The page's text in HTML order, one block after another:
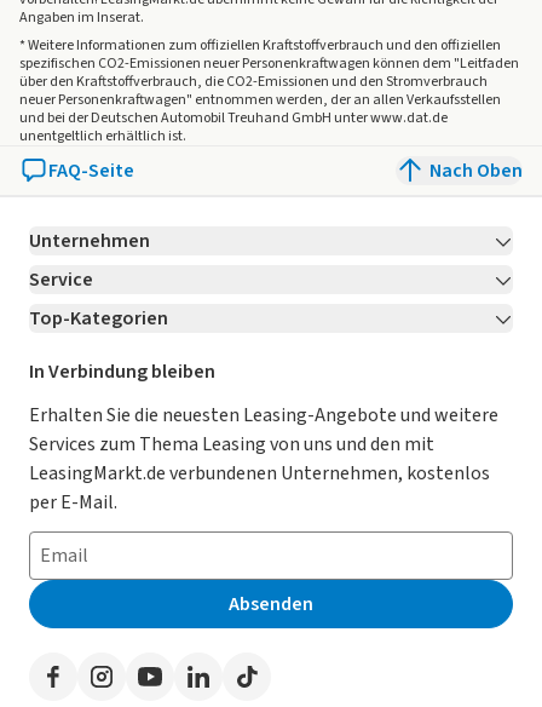
Angaben im Inserat.
* Weitere Informationen zum offiziellen Kraftstoffverbrauch und den offiziellen
spezifischen CO2-Emissionen neuer Personenkraftwagen können dem "Leitfaden
über den Kraftstoffverbrauch, die CO2-Emissionen und den Stromverbrauch
neuer Personenkraftwagen" entnommen werden, der an allen Verkaufsstellen
und bei der Deutschen Automobil Treuhand GmbH unter www.dat.de
unentgeltlich erhältlich ist.
FAQ-Seite Nach Oben
Unternehmen
Über LeasingMarkt.de
Karriere Jetzt bewerben!
Für Händler
Kooperation mit AutoScout24
AGB
Datenschutz
Impressum
Erklärung zur Barrierefreiheit
Presse
Service
Kontakt
Ratgeber
Magazin
Datenschutz-Einstellungen
So funktioniert’s
Häufig gestellte Fragen
Leasing-Lexikon
Auto-Tests
Werben auf LeasingMarkt.de
Top-Kategorien
Leasing Deals
Gebrauchtwagen Leasing
Leasing ohne Anzahlung
E-Auto Leasing
Privatleasing
Leasing-Vergleiche
Herstellerverzeichnis
Händlerverzeichnis
In Verbindung bleiben
Erhalten Sie die neuesten Leasing-Angebote und weitere
Services zum Thema Leasing von uns und den mit
LeasingMarkt.de verbundenen Unternehmen, kostenlos
per E-Mail.
Absenden